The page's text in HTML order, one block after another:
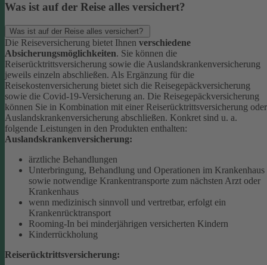
Was ist auf der Reise alles versichert?
Was ist auf der Reise alles versichert?
Die Reiseversicherung bietet Ihnen verschiedene
Absicherungsmöglichkeiten. Sie können die
Reiserücktrittsversicherung sowie die Auslandskrankenversicherung
jeweils einzeln abschließen. Als Ergänzung für die
Reisekostenversicherung bietet sich die Reisegepäckversicherung
sowie die Covid-19-Versicherung an. Die Reisegepäckversicherung
können Sie in Kombination mit einer Reiserücktrittsversicherung oder
Auslandskrankenversicherung abschließen. Konkret sind u. a.
folgende Leistungen in den Produkten enthalten:
Auslandskrankenversicherung:
ärztliche Behandlungen
Unterbringung, Behandlung und Operationen im Krankenhaus
sowie notwendige Krankentransporte zum nächsten Arzt oder
Krankenhaus
wenn medizinisch sinnvoll und vertretbar, erfolgt ein
Krankenrücktransport
Rooming-In bei minderjährigen versicherten Kindern
Kinderrückholung
Reiserücktrittsversicherung: